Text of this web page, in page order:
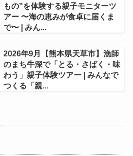
もの”を体験する親子モニターツ
アー 〜海の恵みが食卓に届くま
で〜 | みん...
2026年9月【熊本県天草市】漁師
のまち牛深で「とる・さばく・味
わう」親子体験ツアー | みんなで
つくる「親...